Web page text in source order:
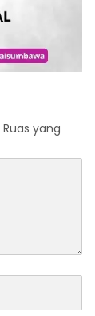
Ruas yang